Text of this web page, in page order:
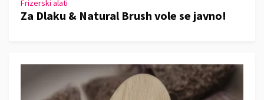
Frizerski alati
Za Dlaku & Natural Brush vole se javno!